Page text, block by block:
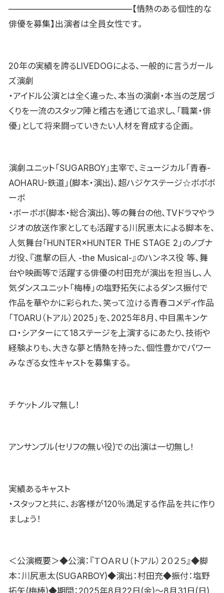
——————————————–【情熱のある個性的な
俳優を募集】出演者は全員女性です。
20年の実績を誇るLIVEDOGによる、一般的に言うガール
ズ演劇
・アイドル公演とは全く違った、本当の演劇・本当の芝居づ
くりを一流のスタッフ陣と稽古を通じて追求し、「職業・俳
優」として将来闘っていきたい人材を育成する企画。
演劇ユニット「SUGARBOY」主宰で、ミュージカル「青春-
AOHARU-鉄道」(脚本・演出)、超ハジケステージ☆ボボボ
ーボ
・ボーボボ(脚本・総合演出)、等の舞台の他、TVドラマやラ
ジオの放送作家としても活躍する川尻恵太による脚本を、
人気舞台「HUNTER×HUNTER THE STAGE 2」のノブナ
ガ役、『進撃の巨人 -the Musical-』のハンネス役 等、舞
台や映画等で活躍する俳優の村田充が演出を担当し、人
気ダンスユニット「梅棒」の塩野拓矢によるダンス振付で
作品を華やかに彩られた、笑って泣ける青春コメディ作品
「TOARU（トアル）2025」を、2025年8月、中目黒キンケ
ロ・シアターにて18ステージを上演するにあたり、技術や
経験よりも、大きな夢と情熱を持った、個性豊かでパワー
みなぎる女性キャストを募集する。
チケットノルマ無し！
アンサンブル(セリフの無い役)での出演は一切無し！
実績あるキャスト
・スタッフと共に、お客様が120％満足する作品を共に作り
ましょう！
＜公演概要＞◆公演：『ＴＯＡＲＵ（トアル）２０２５』◆脚
本：川尻恵太(SUGARBOY)◆演出：村田充◆振付：塩野
拓矢(梅棒)◆期間：2025年8月22日(金)〜8月31日(日)